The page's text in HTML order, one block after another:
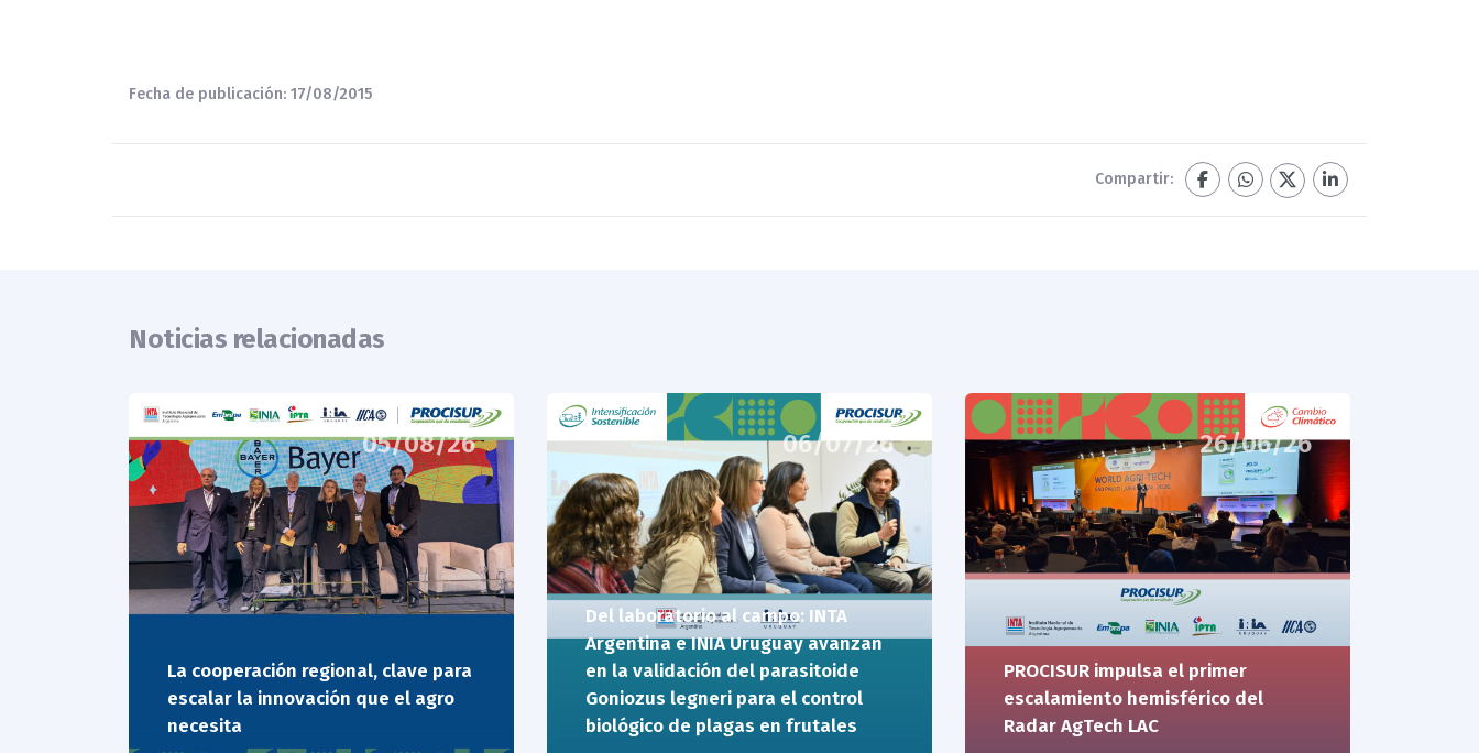
Fecha de publicación: 17/08/2015
Compartir:
Noticias relacionadas
05/08/26
La cooperación regional, clave para
escalar la innovación que el agro
necesita
06/07/26
Del laboratorio al campo: INTA
Argentina e INIA Uruguay avanzan
en la validación del parasitoide
Goniozus legneri para el control
biológico de plagas en frutales
26/06/26
PROCISUR impulsa el primer
escalamiento hemisférico del
Radar AgTech LAC